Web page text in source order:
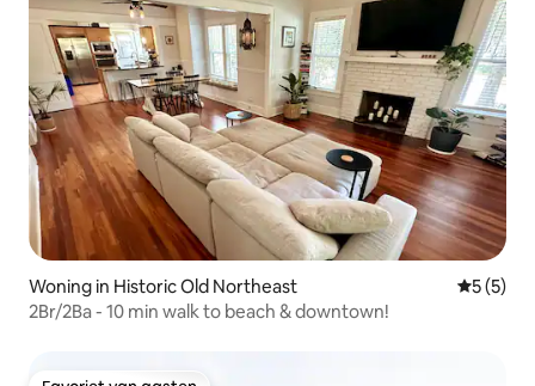
Woning in Historic Old Northeast
5 (5)
2Br/2Ba - 10 min walk to beach & downtown!